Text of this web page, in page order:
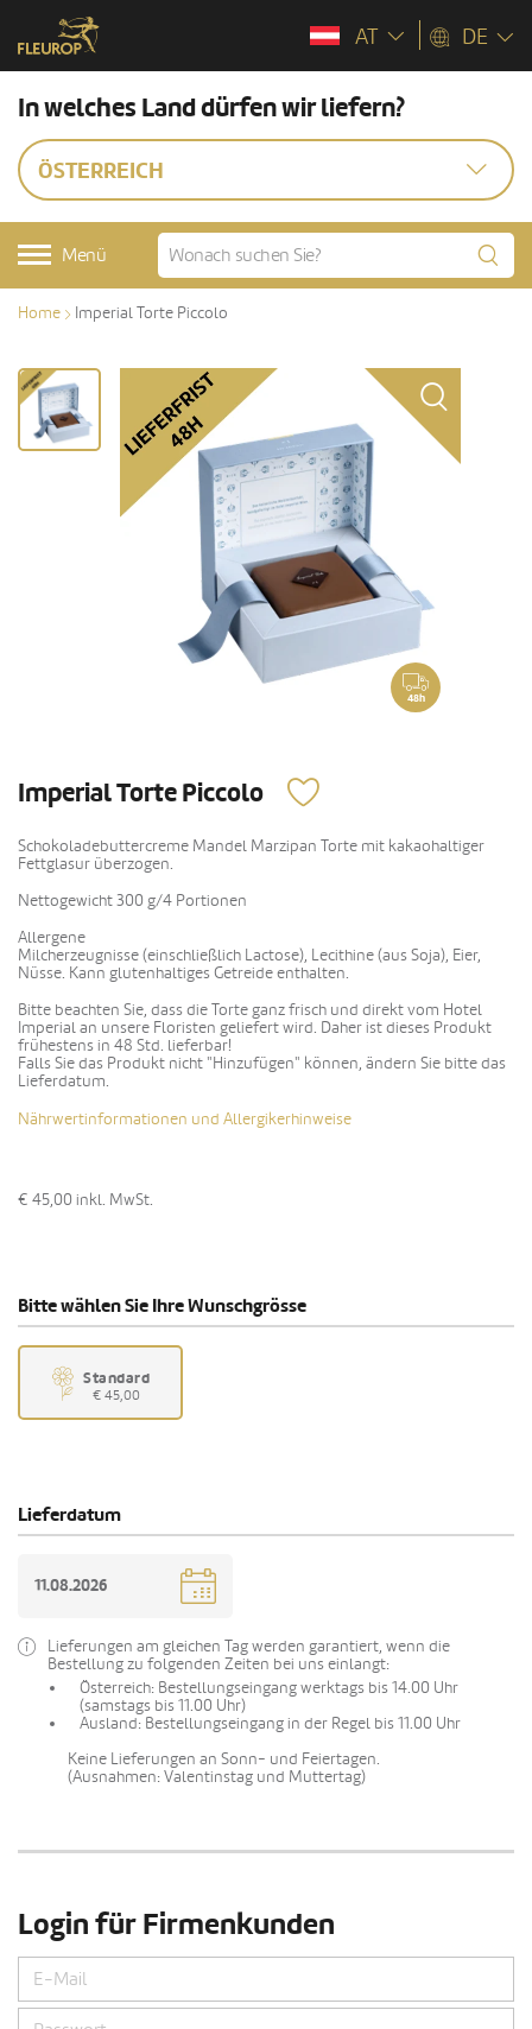
AT DE
In welches Land dürfen wir liefern?
ÖSTERREICH
Menü
Home Imperial Torte Piccolo
48h
Imperial Torte Piccolo
Schokoladebuttercreme Mandel Marzipan Torte mit kakaohaltiger
Fettglasur überzogen.
Nettogewicht 300 g/4 Portionen
Allergene
Milcherzeugnisse (einschließlich Lactose), Lecithine (aus Soja), Eier,
Nüsse. Kann glutenhaltiges Getreide enthalten.
Bitte beachten Sie, dass die Torte ganz frisch und direkt vom Hotel
Imperial an unsere Floristen geliefert wird. Daher ist dieses Produkt
frühestens in 48 Std. lieferbar!
Falls Sie das Produkt nicht "Hinzufügen" können, ändern Sie bitte das
Lieferdatum.
Nährwertinformationen und Allergikerhinweise
€ 45,00 inkl. MwSt.
Bitte wählen Sie Ihre Wunschgrösse
Standard
€ 45,00
Lieferdatum
Lieferungen am gleichen Tag werden garantiert, wenn die
Bestellung zu folgenden Zeiten bei uns einlangt:
Österreich: Bestellungseingang werktags bis 14.00 Uhr
(samstags bis 11.00 Uhr)
Ausland: Bestellungseingang in der Regel bis 11.00 Uhr
Keine Lieferungen an Sonn- und Feiertagen.
(Ausnahmen: Valentinstag und Muttertag)
Login für Firmenkunden